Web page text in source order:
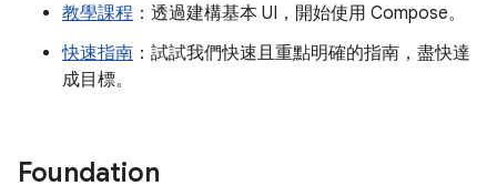
教學課程 ：透過建構基本 UI，開始使用 Compose。
快速指南 ：試試我們快速且重點明確的指南，盡快達
成目標。
Foundation